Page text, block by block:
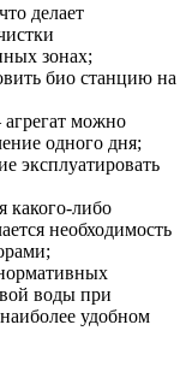
делает
зонах;
био станцию на
можно
одного дня;
эксплуатировать
какого-либо
необходимость
воды при
удобном